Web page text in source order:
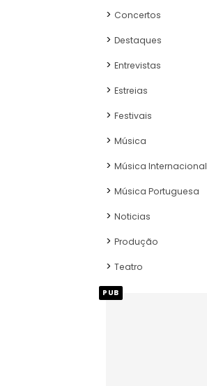
Concertos
Destaques
Entrevistas
Estreias
Festivais
Música
Música Internacional
Música Portuguesa
Noticias
Produção
Teatro
PUB